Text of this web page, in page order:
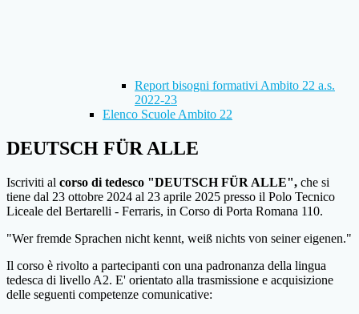
Report bisogni formativi Ambito 22 a.s.
2022-23
Elenco Scuole Ambito 22
DEUTSCH FÜR ALLE
Iscriviti al corso di tedesco "DEUTSCH FÜR ALLE", che si
tiene dal 23 ottobre 2024 al 23 aprile 2025 presso il Polo Tecnico
Liceale del Bertarelli - Ferraris, in Corso di Porta Romana 110.
"Wer fremde Sprachen nicht kennt, weiß nichts von seiner eigenen."
Il corso è rivolto a partecipanti con una padronanza della lingua
tedesca di livello A2. E' orientato alla trasmissione e acquisizione
delle seguenti competenze comunicative: